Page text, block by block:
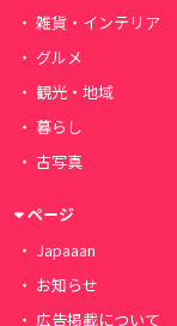
雑貨・インテリア
グルメ
観光・地域
暮らし
古写真
ページ
Japaaan
お知らせ
広告掲載について